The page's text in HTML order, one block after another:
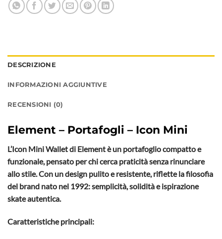
DESCRIZIONE
INFORMAZIONI AGGIUNTIVE
RECENSIONI (0)
Element – Portafogli – Icon Mini
L’Icon Mini Wallet di Element è un portafoglio compatto e
funzionale, pensato per chi cerca praticità senza rinunciare
allo stile. Con un design pulito e resistente, riflette la filosofia
del brand nato nel 1992: semplicità, solidità e ispirazione
skate autentica.
Caratteristiche principali: